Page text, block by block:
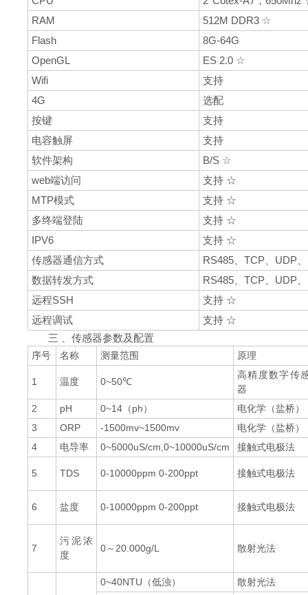
RAM
512M DDR3 ☆
Flash
8G-64G
OpenGL
ES 2.0 ☆
Wifi
支持
4G
选配
按键
支持
电容触屏
支持
软件架构
B/S ☆
web端访问
支持 ☆
MTP模式
支持 ☆
多终端登陆
支持 ☆
IPV6
支持 ☆
传感器通信方式
RS485、TCP、UDP
数据转发方式
RS485、TCP、UDP
远程SSH
支持 ☆
远程调试
支持 ☆
三 、传感器参数及配置
序号 名称 测量范围 原理
1 温度 0~50℃
高精度数字传
器
2
pH 0~14（ph）
电化学（盐桥）
3
ORP -1500mv~1500mv
电化学（盐桥）
4
电导率 0~5000uS/cm,0~10000uS/cm 接触式电极法
5 TDS 0-10000ppm 0-200ppt 接触式电极法
6 盐度 0-10000ppm 0-200ppt 接触式电极法
7
污泥浓
度
0～20.000g/L 散射光法
0~40NTU（低浊）
散射光法